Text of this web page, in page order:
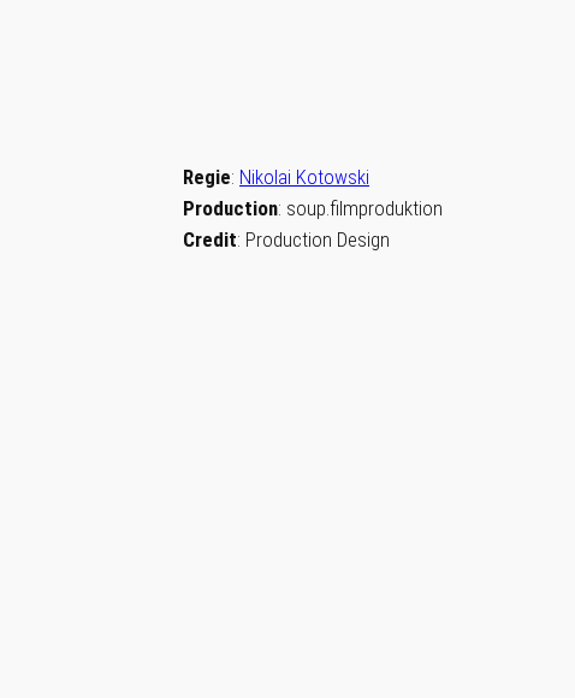
Regie: Nikolai Kotowski
Production: soup.filmproduktion
Credit: Production Design